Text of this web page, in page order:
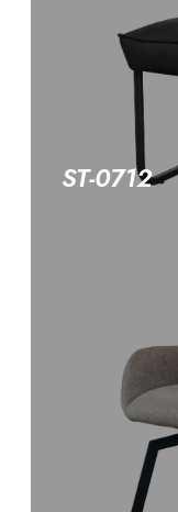
ST-0712